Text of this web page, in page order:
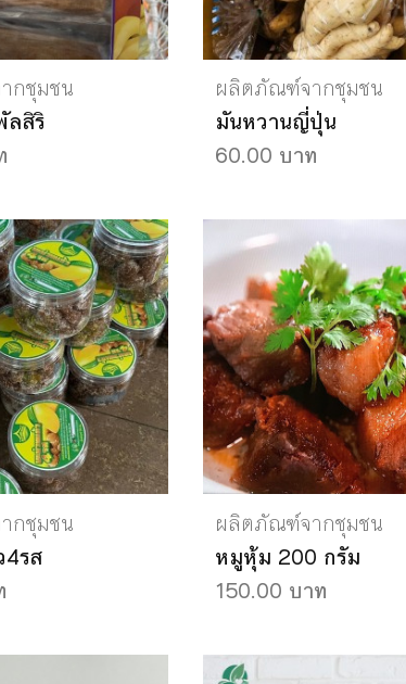
กชุมชน
ลสิริ
ผลิตภัณฑ์จากชุมชน
มันหวานญี่ปุ่น
60.00 บาท
กชุมชน
รส
ผลิตภัณฑ์จากชุมชน
หมูหุ้ม 200 กรัม
150.00 บาท